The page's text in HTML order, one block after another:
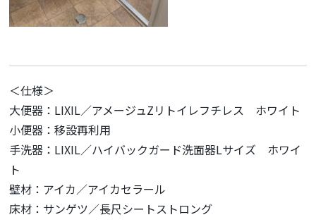
＜仕様＞
大便器：LIXIL／アメージュZリトイレフチレス ホワイト
小便器：移設再利用
手洗器：LIXIL／ハイバックガード洗面器Lサイズ ホワイ
ト
壁材：アイカ／アイカセラール
床材：サンゲツ／長尺シートストロング